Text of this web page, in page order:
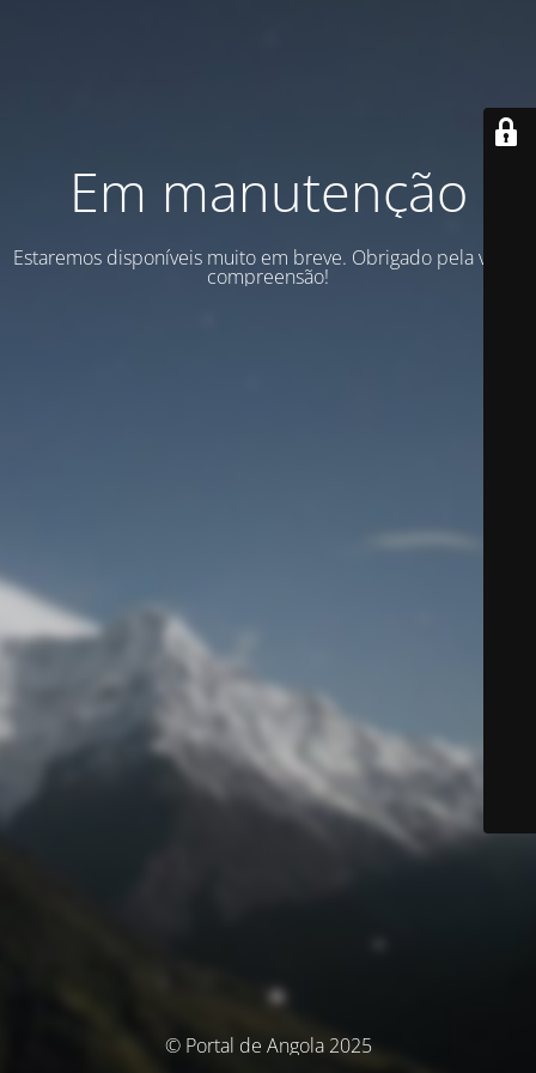
Em manutenção
Estaremos disponíveis muito em breve. Obrigado pela vossa
compreensão!
© Portal de Angola 2025